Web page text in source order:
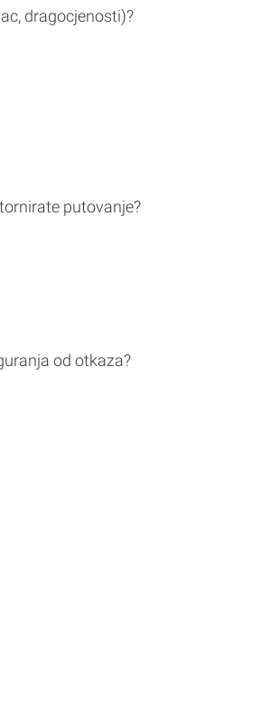
dragocjenosti)?
putovanje?
od otkaza?